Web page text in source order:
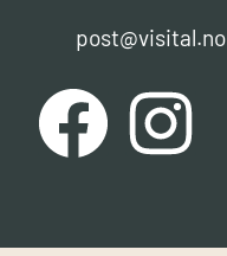
post@visital.no